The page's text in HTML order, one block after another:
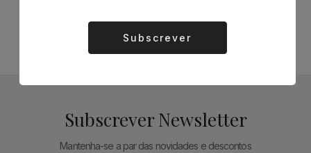
Subscrever Newsletter
Mantenha-se a par das novidades e descontos
Subscrever